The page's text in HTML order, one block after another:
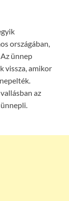
országában,
ünnep
vissza, amikor
az